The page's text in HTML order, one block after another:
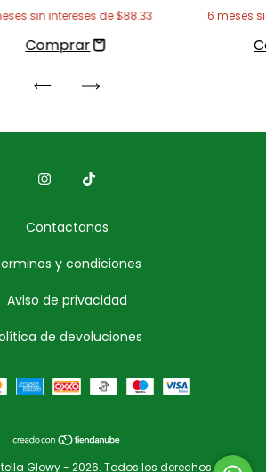
sin intereses de$88.33 6 meses
Contactanos
y condiciones
Aviso de privacidad
de devoluciones
Glowy - 2026. Todos los derechos